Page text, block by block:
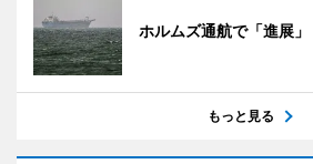
ホルムズ通航で「進展」
もっと見る